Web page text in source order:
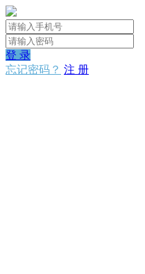
登 录
忘记密码？ 注 册